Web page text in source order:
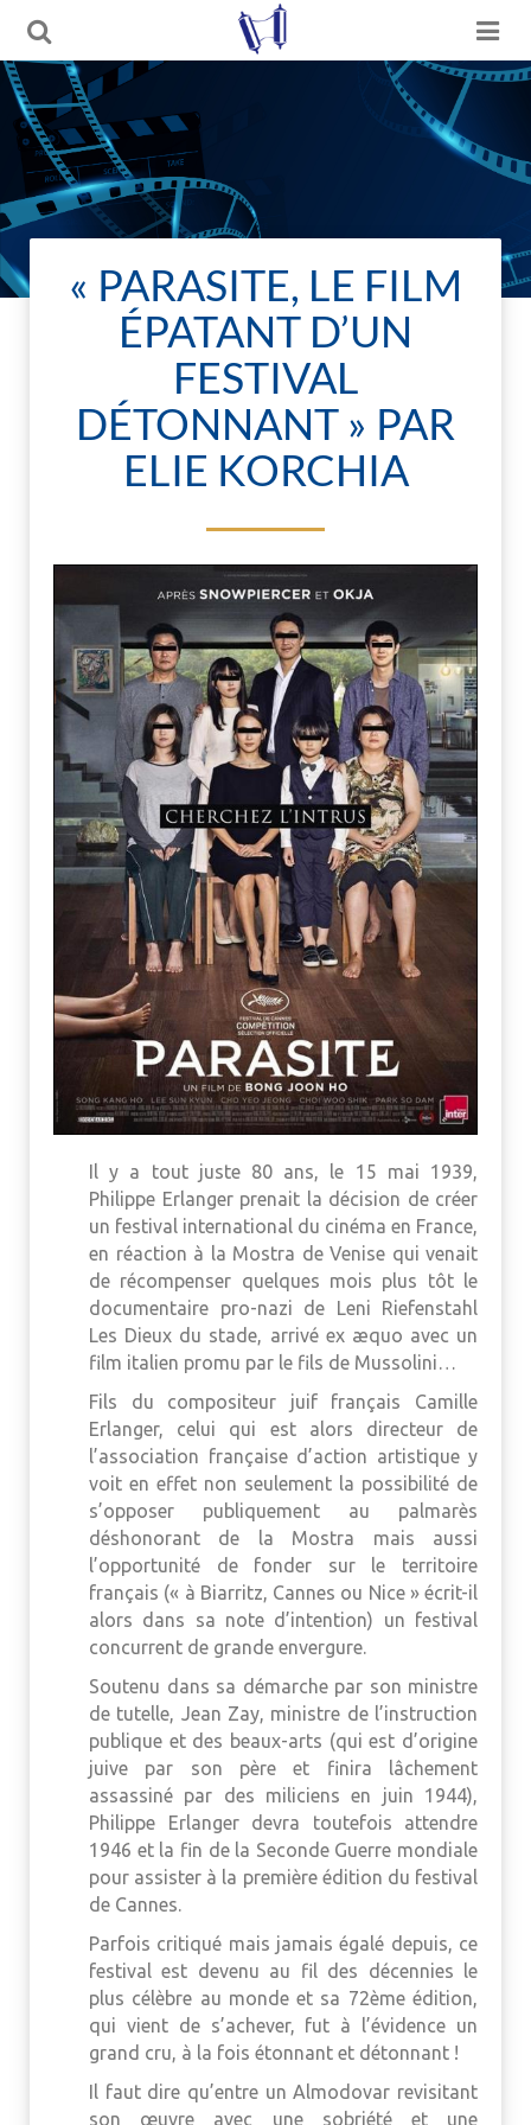
« PARASITE, LE FILM
ÉPATANT D’UN
FESTIVAL
DÉTONNANT » PAR
ELIE KORCHIA
Il y a tout juste 80 ans, le 15 mai 1939,
Philippe Erlanger prenait la décision de créer
un festival international du cinéma en France,
en réaction à la Mostra de Venise qui venait
de récompenser quelques mois plus tôt le
documentaire pro-nazi de Leni Riefenstahl
Les Dieux du stade, arrivé ex æquo avec un
film italien promu par le fils de Mussolini…
Fils du compositeur juif français Camille
Erlanger, celui qui est alors directeur de
l’association française d’action artistique y
voit en effet non seulement la possibilité de
s’opposer publiquement au palmarès
déshonorant de la Mostra mais aussi
l’opportunité de fonder sur le territoire
français (« à Biarritz, Cannes ou Nice » écrit-il
alors dans sa note d’intention) un festival
concurrent de grande envergure.
Soutenu dans sa démarche par son ministre
de tutelle, Jean Zay, ministre de l’instruction
publique et des beaux-arts (qui est d’origine
juive par son père et finira lâchement
assassiné par des miliciens en juin 1944),
Philippe Erlanger devra toutefois attendre
1946 et la fin de la Seconde Guerre mondiale
pour assister à la première édition du festival
de Cannes.
Parfois critiqué mais jamais égalé depuis, ce
festival est devenu au fil des décennies le
plus célèbre au monde et sa 72ème édition,
qui vient de s’achever, fut à l’évidence un
grand cru, à la fois étonnant et détonnant !
Il faut dire qu’entre un Almodovar revisitant
son œuvre avec une sobriété et une